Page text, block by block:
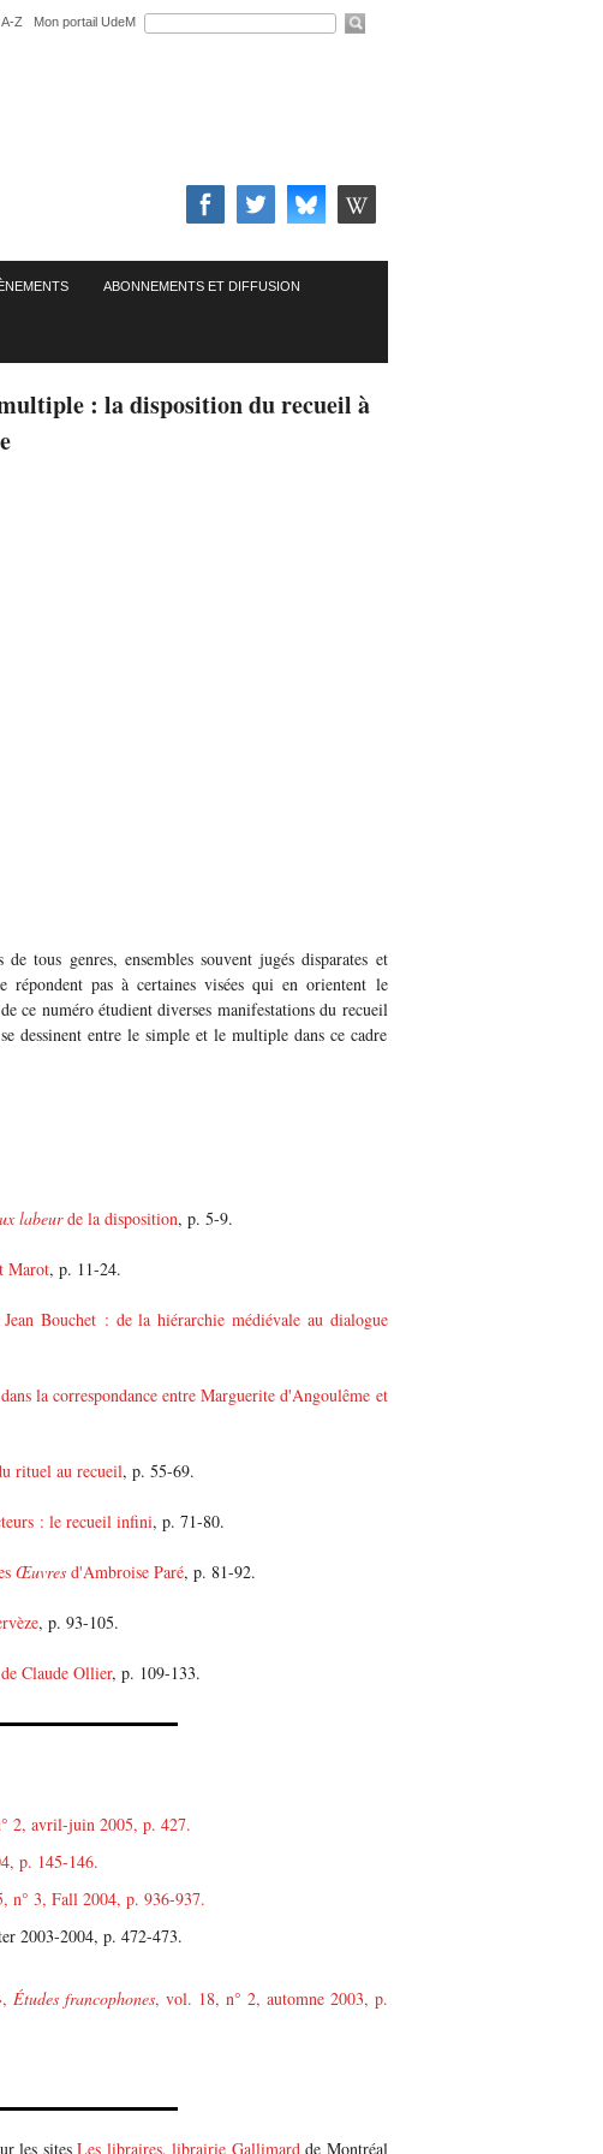
Z Mon portail UdeM
ABONNEMENTS ET DIFFUSION
: la disposition du recueil à
tous genres, ensembles souvent jugés disparates et
pas à certaines visées qui en orientent le
ce numéro étudient diverses manifestations du recueil
dessinent entre le simple et le multiple dans ce cadre
labeurde la disposition, p. 5-9.
Marot, p. 11-24.
Bouchet : de la hiérarchie médiévale au dialogue
dans la correspondance entre Marguerite d'Angoulême et
rituel au recueil, p. 55-69.
: le recueil infini, p. 71-80.
Œuvresd'Ambroise Paré, p. 81-92.
, p. 93-105.
Claude Ollier, p. 109-133.
2, avril-juin 2005, p. 427.
p. 145-146.
n° 3, Fall 2004, p. 936-937.
2003-2004, p. 472-473.
Études francophones, vol. 18, n° 2, automne 2003, p.
les sitesLes libraires,librairie Gallimard de Montréal